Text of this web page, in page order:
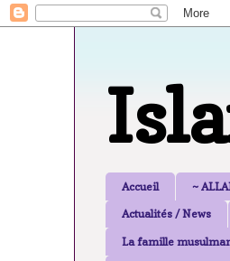
Accueil ~
Actualités / News
La famille